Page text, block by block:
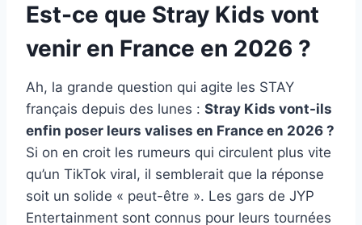
Est-ce que Stray Kids vont
venir en France en 2026 ?
Ah, la grande question qui agite les STAY
français depuis des lunes : Stray Kids vont-ils
enfin poser leurs valises en France en 2026 ?
Si on en croit les rumeurs qui circulent plus vite
qu’un TikTok viral, il semblerait que la réponse
soit un solide « peut-être ». Les gars de JYP
Entertainment sont connus pour leurs tournées